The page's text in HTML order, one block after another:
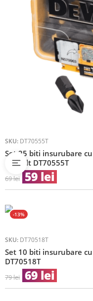
SKU: DT70555T
Set 25 biti insurubare
DeWalt DT70555T
69lei 59 lei
-13%
SKU: DT70518T
Set 10 biti insurubare
DT70518T
79lei 69 lei